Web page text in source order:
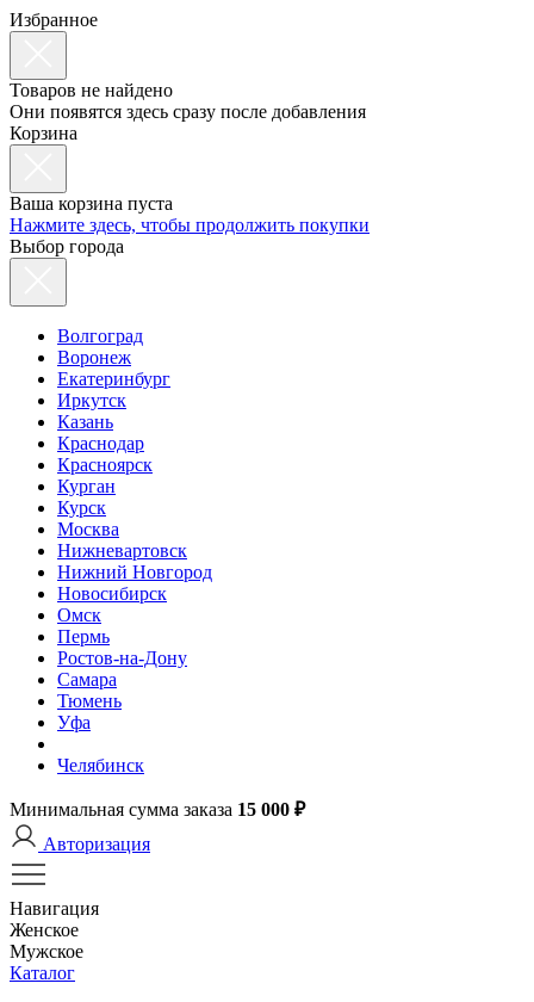
Избранное
Товаров не найдено
Они появятся здесь сразу после добавления
Корзина
Ваша корзина пуста
Нажмите здесь, чтобы продолжить покупки
Выбор города
Волгоград
Воронеж
Екатеринбург
Иркутск
Казань
Краснодар
Красноярск
Курган
Курск
Москва
Нижневартовск
Нижний Новгород
Новосибирск
Омск
Пермь
Ростов-на-Дону
Самара
Тюмень
Уфа
Челябинск
Минимальная сумма заказа 15 000 ₽
Авторизация
Навигация
Женское
Мужское
Каталог